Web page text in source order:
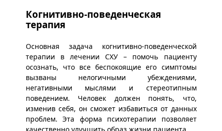
Когнитивно-поведенческая
терапия
Основная задача когнитивно-поведенческой
терапии в лечении СХУ – помочь пациенту
осознать, что все беспокоящие его симптомы
вызваны нелогичными убеждениями,
негативными мыслями и стереотипным
поведением. Человек должен понять, что,
изменив себя, он сможет избавиться от данных
проблем. Эта форма психотерапии позволяет